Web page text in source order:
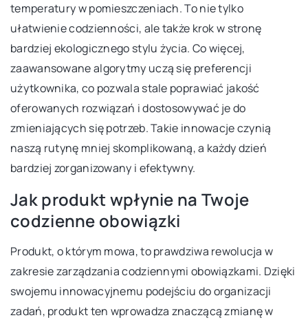
temperatury w pomieszczeniach. To nie tylko
ułatwienie codzienności, ale także krok w stronę
bardziej ekologicznego stylu życia. Co więcej,
zaawansowane algorytmy uczą się preferencji
użytkownika, co pozwala stale poprawiać jakość
oferowanych rozwiązań i dostosowywać je do
zmieniających się potrzeb. Takie innowacje czynią
naszą rutynę mniej skomplikowaną, a każdy dzień
bardziej zorganizowany i efektywny.
Jak produkt wpłynie na Twoje
codzienne obowiązki
Produkt, o którym mowa, to prawdziwa rewolucja w
zakresie zarządzania codziennymi obowiązkami. Dzięki
swojemu innowacyjnemu podejściu do organizacji
zadań, produkt ten wprowadza znaczącą zmianę w